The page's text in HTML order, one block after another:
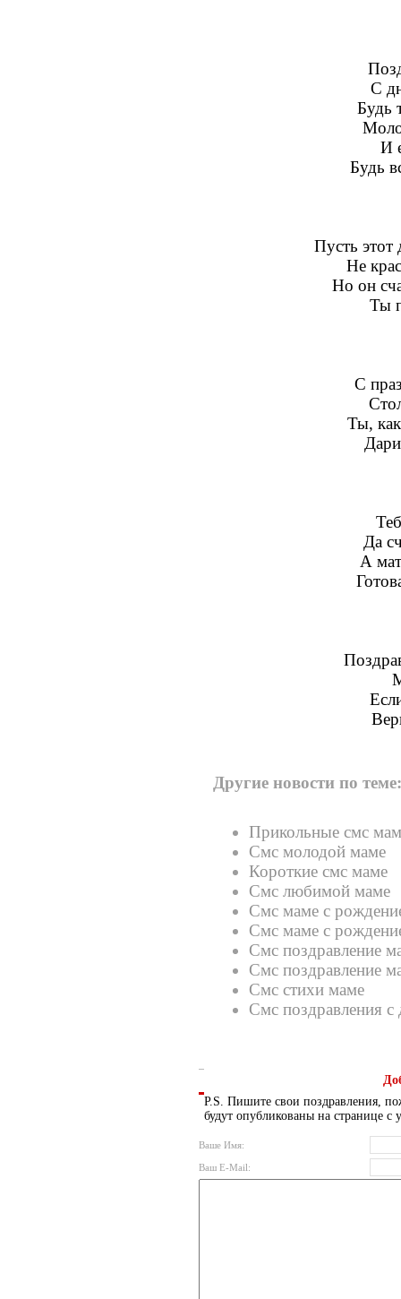
С
Будь
И
Будь
Пусть
Не
Но он
Ты
С
Ты,
Да
А
Другие новости по теме:
Прикольные смс
Смс молодой маме
Короткие смс маме
Смс любимой маме
Смс маме с
Смс маме с
Смс поздравление
Смс поздравление
Смс стихи маме
Смс поздравления
P.S. Пишите свои поздравления,
будут опубликованы на странице с
Ваше Имя:
Ваш E-Mail: